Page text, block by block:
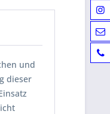
und
dieser